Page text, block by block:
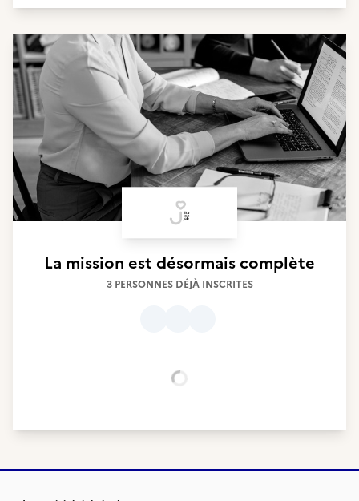
La mission est désormais complète
3 PERSONNES DÉJÀ INSCRITES